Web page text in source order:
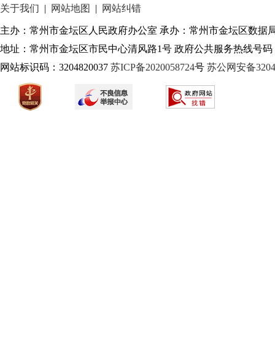
关于我们 | 网站地图 | 网站纠错
主办：常州市金坛区人民政府办公室 承办：常州市金坛区数据
地址：常州市金坛区市民中心清风路1号 政府公共服务热线号码
网站标识码：3204820037 苏ICP备2020058724号 苏公网安备